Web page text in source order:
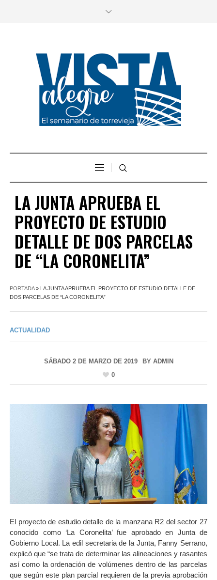
LA JUNTA APRUEBA EL
PROYECTO DE ESTUDIO
DETALLE DE DOS PARCELAS
DE “LA CORONELITA”
PORTADA» LA JUNTA APRUEBA EL PROYECTO DE ESTUDIO DETALLE DE
DOS PARCELAS DE “LA CORONELITA”
ACTUALIDAD
SÁBADO 2 DE MARZO DE 2019 BY ADMIN
0
El proyecto de estudio detalle de la manzana R2 del sector 27
conocido como ‘La Coronelita’ fue aprobado en Junta de
Gobierno Local. La edil secretaria de la Junta, Fanny Serrano,
explicó que “se trata de determinar las alineaciones y rasantes
así como la ordenación de volúmenes dentro de las parcelas
que según este plan parcial requieren de la previa aprobación